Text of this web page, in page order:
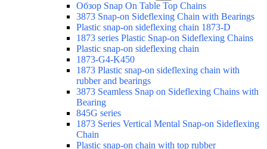
Обзор Snap On Table Top Chains
3873 Snap-on Sideflexing Chain with Bearings
Plastic snap-on sideflexing chain 1873-D
1873 series Plastic Snap-on Sideflexing Chains
Plastic snap-on sideflexing chain
1873-G4-K450
1873 Plastic snap-on sideflexing chain with
rubber and bearings
3873 Seamless Snap on Sideflexing Chains with
Bearing
845G series
1873 Series Vertical Mental Snap-on Sideflexing
Chain
Plastic snap-on chain with top rubber